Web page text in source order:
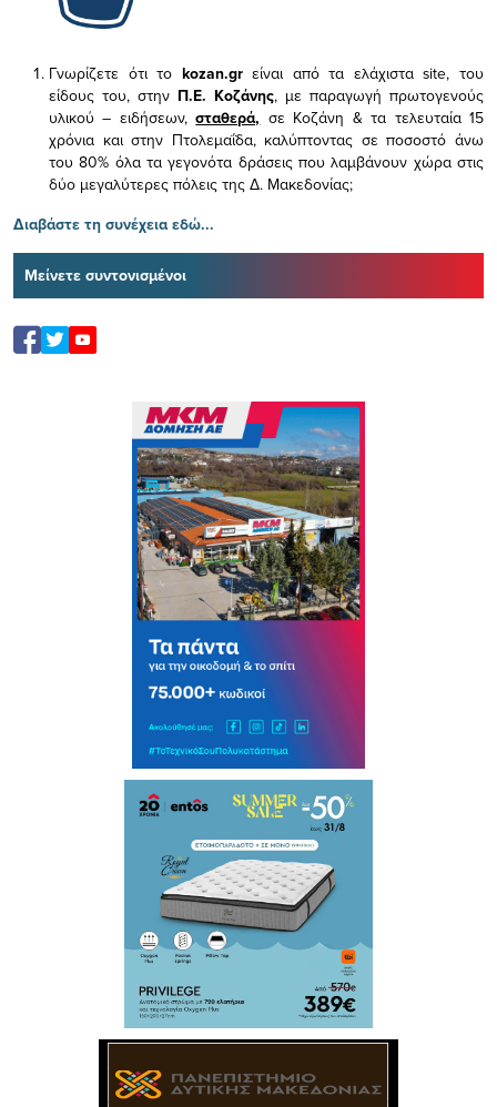
Γνωρίζετε ότι το kozan.gr είναι από τα ελάχισταsite, του
είδους του, στην Π.Ε. Κοζάνης, με παραγωγή πρωτογενούς
υλικού – ειδήσεων,σταθερά, σε Κοζάνη & τα τελευταία 15
χρόνια και στην Πτολεμαΐδα, καλύπτοντας σε ποσοστό άνω
του 80% όλα τα γεγονότα δράσεις που λαμβάνουν χώρα στις
δύο μεγαλύτερες πόλεις της Δ. Μακεδονίας;
Διαβάστε τη συνέχεια εδώ...
Μείνετε συντονισμένοι